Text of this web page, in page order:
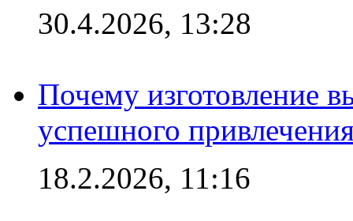
30.4.2026, 13:28
Почему изготовление
успешного
18.2.2026, 11:16